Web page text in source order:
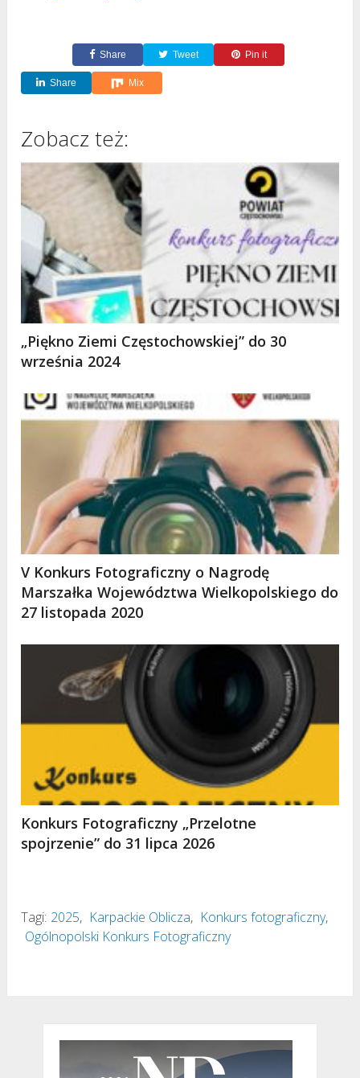
Share Tweet Pin it
Share Mix
Zobacz też:
„Piękno Ziemi Częstochowskiej” do 30
września 2024
V Konkurs Fotograficzny o Nagrodę
Marszałka Województwa Wielkopolskiego do
27 listopada 2020
Konkurs Fotograficzny „Przelotne
spojrzenie” do 31 lipca 2026
Tagi: 2025, Karpackie Oblicza, Konkurs fotograficzny,
Ogólnopolski Konkurs Fotograficzny